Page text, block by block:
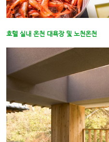
호텔 실내 온천 대욕장 및 노천온천